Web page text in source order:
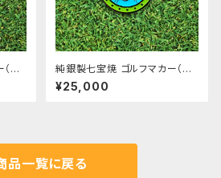
A
純銀製七宝焼 ゴルフマカー（A
mazing!_midori）
¥25,000
品一覧に戻る